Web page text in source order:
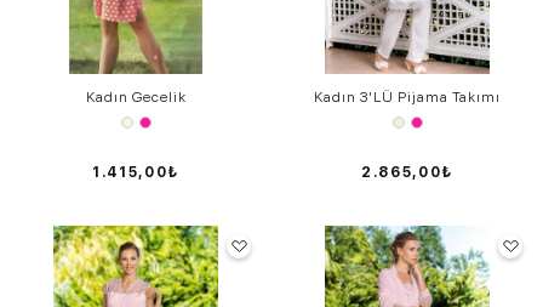
Kadın Gecelik
1.415,00₺
Kadın 3'LÜ Pijama Takımı
2.865,00₺